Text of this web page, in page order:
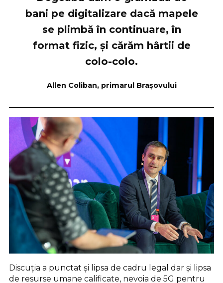
bani pe digitalizare dacă mapele
se plimbă în continuare, în
format fizic, și cărăm hârtii de
colo-colo.
Allen Coliban, primarul Brașovului
Discuția a punctat și lipsa de cadru legal dar și lipsa
de resurse umane calificate, nevoia de 5G pentru